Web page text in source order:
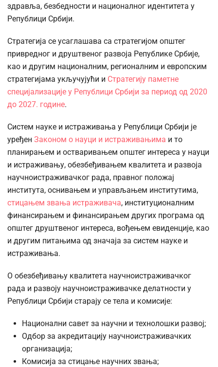
здравља, безбедности и националног идентитета у
Републици Србији.
Стратегија се усаглашава са стратегијом општег
привредног и друштвеног развоја Републике Србије,
као и другим националним, регионалним и европским
стратегијама укључујући и Стратегију паметне
специјализације у Републици Србији за период од 2020
до 2027. године.
Систем науке и истраживања у Републици Србији је
уређен Законом о науци и истраживањима и то
планирањем и остваривањем општег интереса у науци
и истраживању, обезбеђивањем квалитета и развоја
научноистраживачког рада, правног положај
института, оснивањем и управљањем институтима,
стицањем звања истраживача, институционалним
финансирањем и финансирањем других програма од
општег друштвеног интереса, вођењем евиденције, као
и другим питањима од значаја за систем науке и
истраживања.
О обезбеђивању квалитета научноистраживачког
рада и развоју научноистраживачке делатности у
Републици Србији старају се тела и комисије:
Национални савет за научни и технолошки развој;
Одбор за акредитацију научноистраживачких
организација;
Комисија за стицање научних звања;